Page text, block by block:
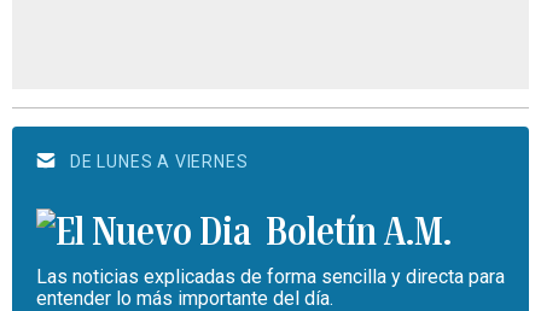
DE LUNES A VIERNES
Boletín A.M.
Las noticias explicadas de forma sencilla y directa para
entender lo más importante del día.